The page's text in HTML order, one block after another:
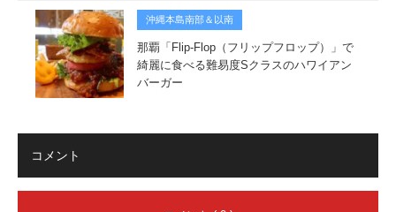
沖縄本島南部＆以南
那覇「Flip-Flop（フリップフロップ）」で
綺麗に食べる難易度Sクラスのハワイアン
バーガー
コメント